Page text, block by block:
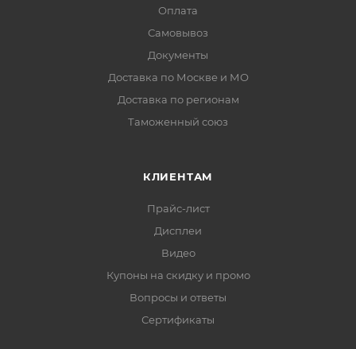
Оплата
Самовывоз
Документы
Доставка по Москве и МО
Доставка по регионам
Таможенный союз
КЛИЕНТАМ
Прайс-лист
Дисплеи
Видео
Купоны на скидку и промо
Вопросы и ответы
Сертификаты